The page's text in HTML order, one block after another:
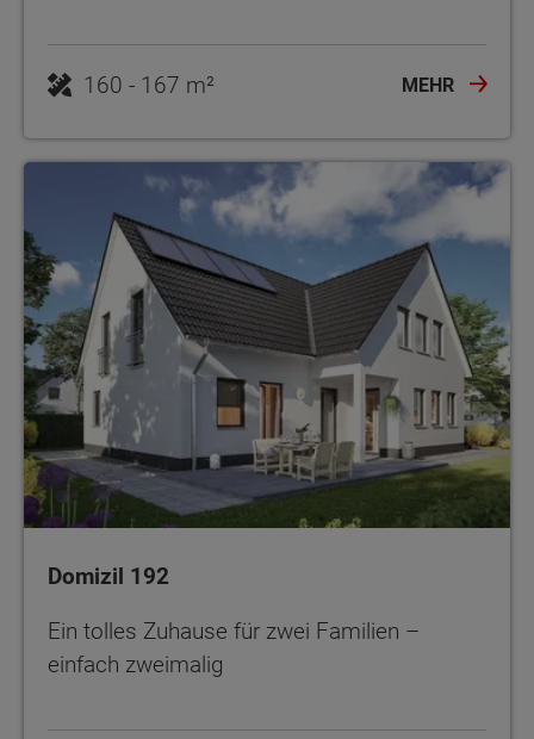
160 - 167 m² MEHR
Domizil 192
Ein tolles Zuhause für zwei Familien –
einfach zweimalig